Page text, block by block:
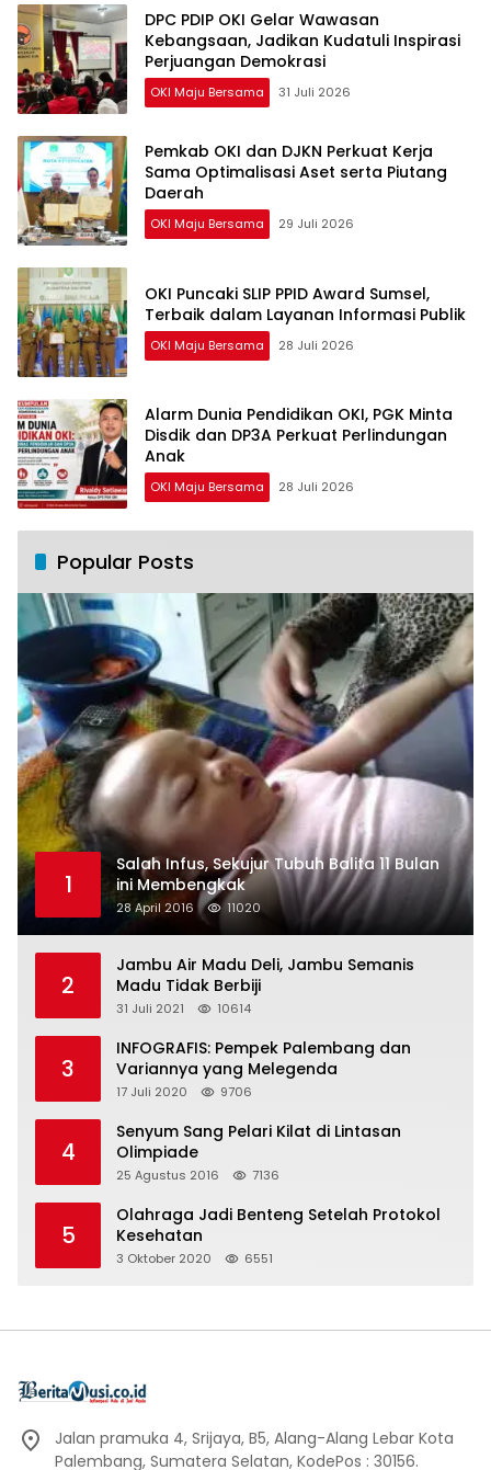
DPC PDIP OKI Gelar Wawasan
Kebangsaan, Jadikan Kudatuli Inspirasi
Perjuangan Demokrasi
OKI Maju Bersama 31 Juli 2026
Pemkab OKI dan DJKN Perkuat Kerja
Sama Optimalisasi Aset serta Piutang
Daerah
OKI Maju Bersama 29 Juli 2026
OKI Puncaki SLIP PPID Award Sumsel,
Terbaik dalam Layanan Informasi Publik
OKI Maju Bersama 28 Juli 2026
Alarm Dunia Pendidikan OKI, PGK Minta
Disdik dan DP3A Perkuat Perlindungan
Anak
OKI Maju Bersama 28 Juli 2026
Popular Posts
1
Salah Infus, Sekujur Tubuh Balita 11 Bulan
ini Membengkak
28 April 2016 11020
2
Jambu Air Madu Deli, Jambu Semanis
Madu Tidak Berbiji
31 Juli 2021 10614
3
INFOGRAFIS: Pempek Palembang dan
Variannya yang Melegenda
17 Juli 2020 9706
4
Senyum Sang Pelari Kilat di Lintasan
Olimpiade
25 Agustus 2016 7136
5
Olahraga Jadi Benteng Setelah Protokol
Kesehatan
3 Oktober 2020 6551
Jalan pramuka 4, Srijaya, B5, Alang-Alang Lebar Kota
Palembang, Sumatera Selatan, KodePos : 30156.